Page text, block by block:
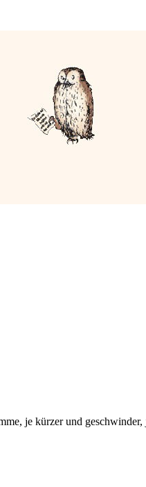
je kürzer und